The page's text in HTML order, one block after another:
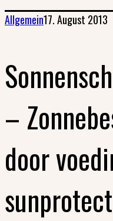
Allgemein17. August 2013
–
door